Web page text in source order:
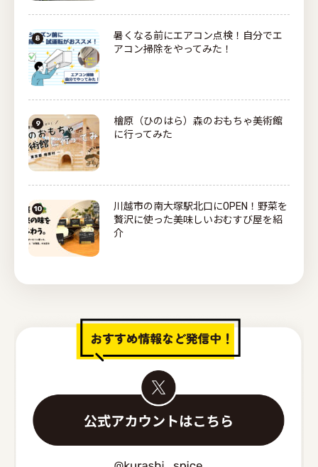
暑くなる前にエアコン点検！自分でエ
アコン掃除をやってみた！
檜原（ひのはら）森のおもちゃ美術館
に行ってみた
川越市の南大塚駅北口にOPEN！野菜を
贅沢に使った美味しいおむすび屋を紹
介